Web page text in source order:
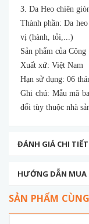
3. Da Heo chiên
Thành phần: Da
vị (hành, tỏi,...)
Sản phẩm của
Xuất xứ: Việt Nam
Hạn sử dụng: 06
Ghi chú: Mẫu mã
đổi tùy thuộc nhà
ĐÁNH GIÁ CHI TIẾT
HƯỚNG DẪN MUA
SẢN PHẨM